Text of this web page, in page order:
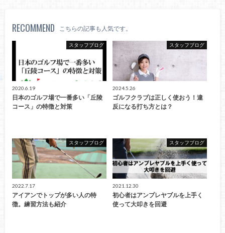
RECOMMEND こちらの記事も人気です。
スタッフブログ
2020.6.19
日本のゴルフ場で一番多い「丘陵
コース」の特徴と対策
スタッフブログ
2024.5.26
ゴルフクラブは正しく使おう！違
反になる打ち方とは？
スタッフブログ
2022.7.17
アイアンでトップが多い人の特
徴。練習方法も紹介
スタッフブログ
2021.12.30
初心者はアンプレヤブルを上手く
使って大叩きを回避